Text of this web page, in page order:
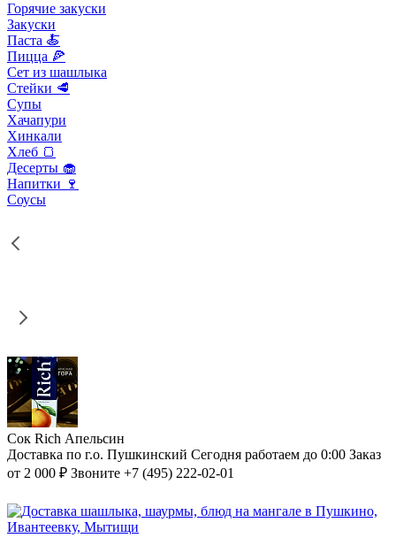
Горячие закуски
Закуски
Паста 🍝
Пицца 🍕
Сет из шашлыка
Стейки 🥩
Супы
Хачапури
Хинкали
Хлеб 🍞
Десерты 🧁
Напитки 🍷
Соусы
Сок Rich Апельсин
Доставка по г.о. Пушкинский Сегодня работаем до 0:00 Заказ
от 2 000 ₽ Звоните +7 (495) 222-02-01